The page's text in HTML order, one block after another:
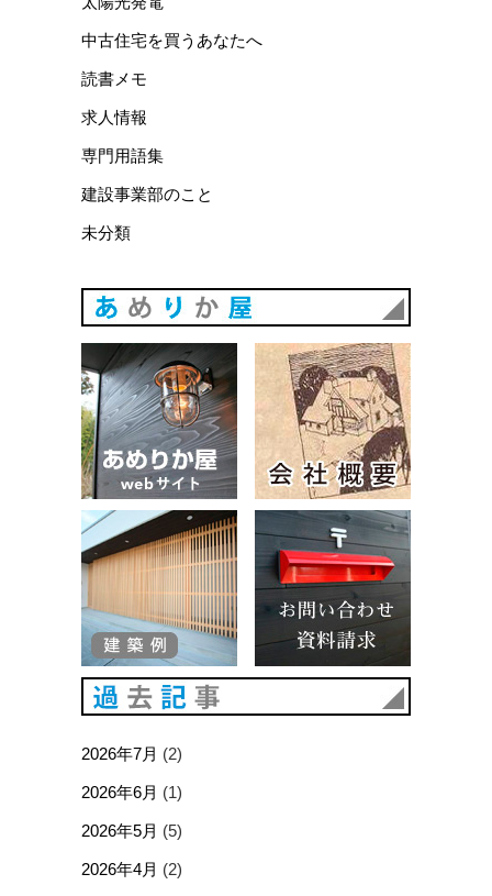
中古住宅を買うあなたへ
読書メモ
求人情報
専門用語集
建設事業部のこと
未分類
あめりか屋WEBサイト
2026年7月 (2)
2026年6月 (1)
2026年5月 (5)
2026年4月 (2)